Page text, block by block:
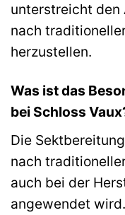
unterstreicht den
nach
herzustellen.
Was ist das
bei Schloss
Die
nach
auch bei der
angewendet